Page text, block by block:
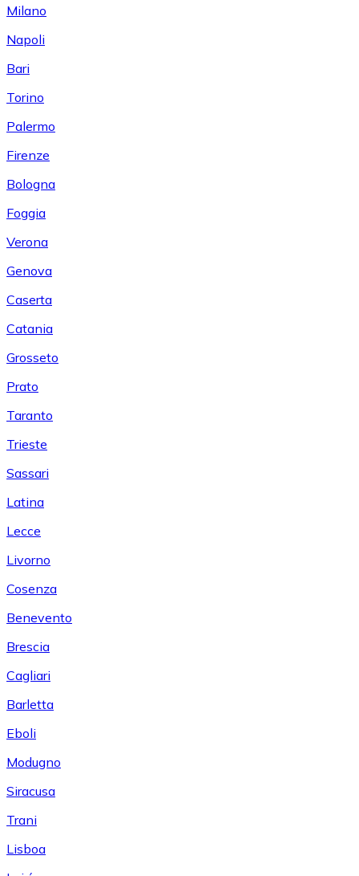
Milano
Napoli
Bari
Torino
Palermo
Firenze
Bologna
Foggia
Verona
Genova
Caserta
Catania
Grosseto
Prato
Taranto
Trieste
Sassari
Latina
Lecce
Livorno
Cosenza
Benevento
Brescia
Cagliari
Barletta
Eboli
Modugno
Siracusa
Trani
Lisboa